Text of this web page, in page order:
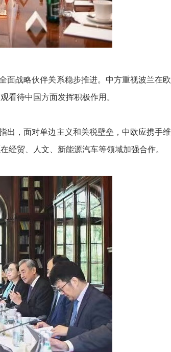
战略伙伴关系稳步推进。中方重视波兰在欧
看待中国方面发挥积极作用。
，面对单边主义和关税壁垒，中欧应携手维
经贸、人文、新能源汽车等领域加强合作。